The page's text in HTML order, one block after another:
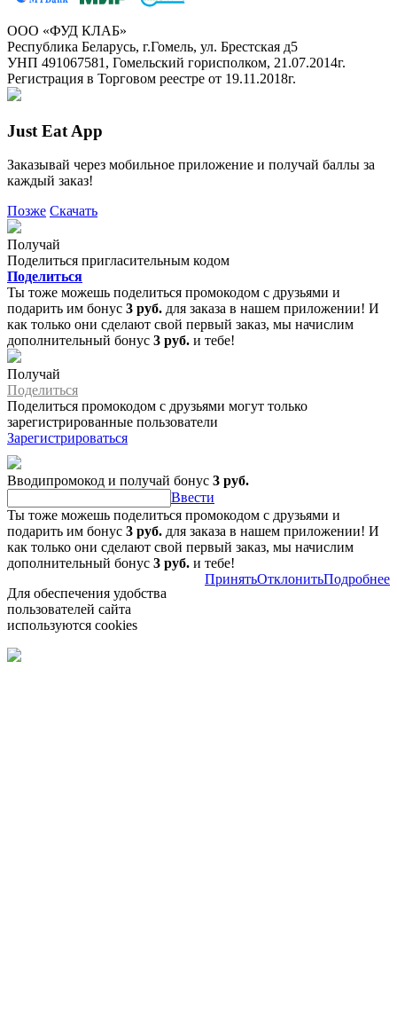
ООО «ФУД КЛАБ»
Республика Беларусь, г.Гомель, ул. Брестская д5
УНП 491067581, Гомельский горисполком, 21.07.2014г.
Регистрация в Торговом реестре от 19.11.2018г.
Just Eat App
Заказывай через мобильное приложение и получай баллы за
каждый заказ!
Позже Скачать
Получай
Поделиться пригласительным кодом
Поделиться
Ты тоже можешь поделиться промокодом с друзьями и
подарить им бонус 3 руб. для заказа в нашем приложении! И
как только они сделают свой первый заказ, мы начислим
дополнительный бонус 3 руб. и тебе!
Получай
Поделиться
Поделиться промокодом с друзьями могут только
зарегистрированные пользователи
Зарегистрироваться
Вводипромокод и получай бонус 3 руб.
Ввести
Ты тоже можешь поделиться промокодом с друзьями и
подарить им бонус 3 руб. для заказа в нашем приложении! И
как только они сделают свой первый заказ, мы начислим
дополнительный бонус 3 руб. и тебе!
Для обеспечения удобства
пользователей сайта
используются cookies
ПринятьОтклонитьПодробнее